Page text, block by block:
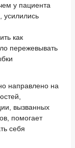
у пациента
усилились
как
пережевывать
направлено на
вызванных
помогает
себя